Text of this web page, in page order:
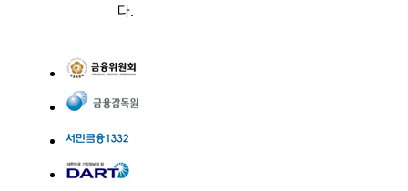
다.